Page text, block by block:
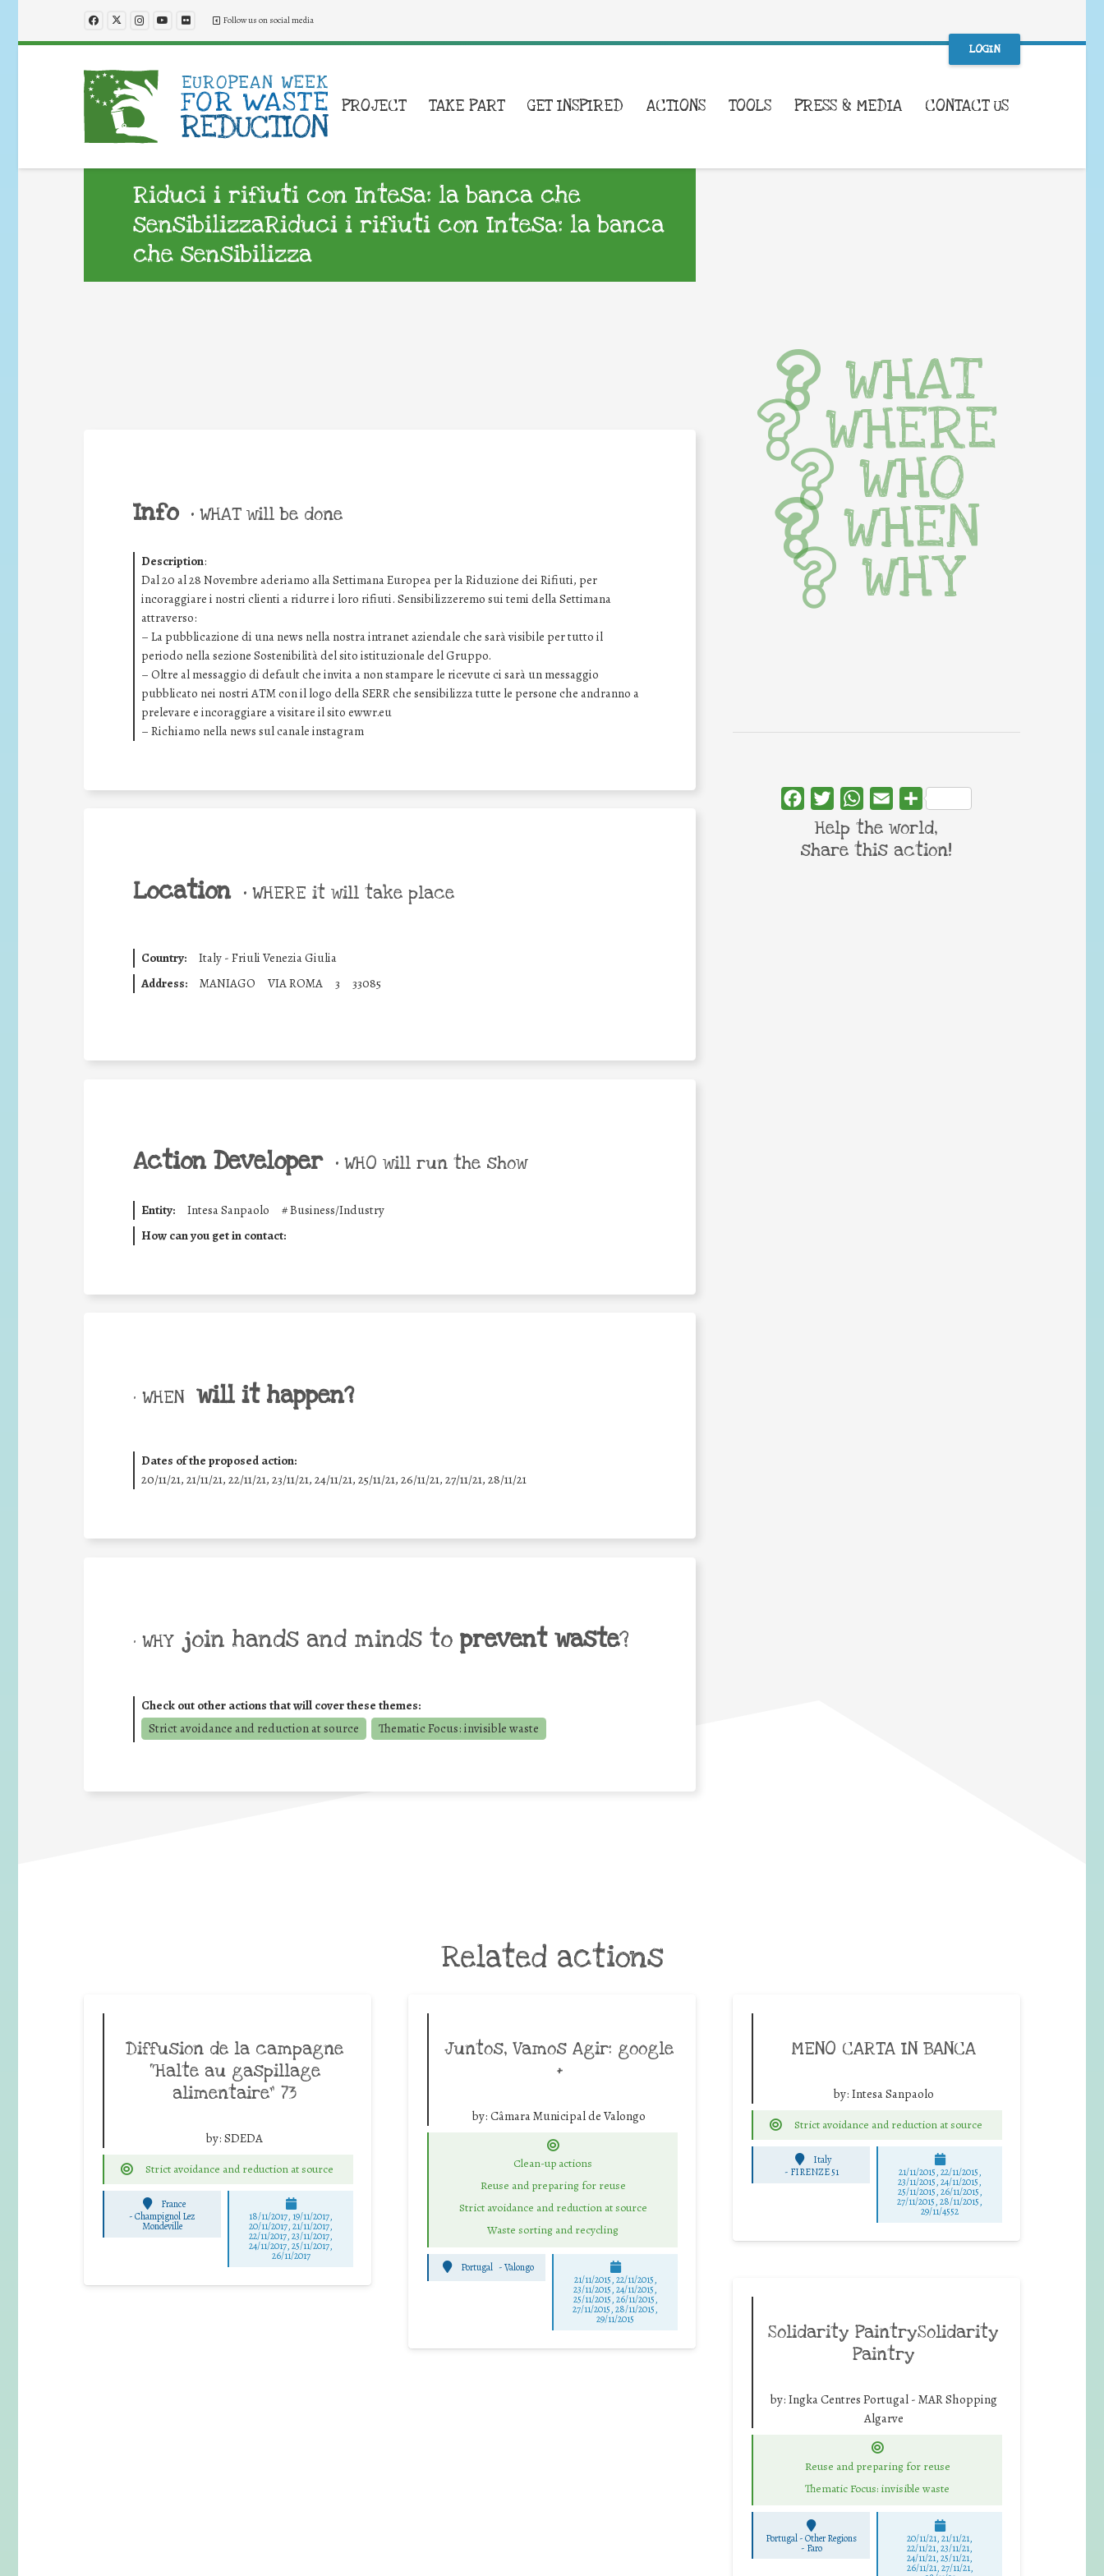
Follow us on social media
LOGIN
PROJECT TAKE PART GET INSPIRED ACTIONS TOOLS PRESS & MEDIA CONTACT US
Riduci i rifiuti con Intesa: la banca che
sensibilizzaRiduci i rifiuti con Intesa: la banca
che sensibilizza
Info • WHAT will be done
Description:
Dal 20 al 28 Novembre aderiamo alla Settimana Europea per la Riduzione dei Rifiuti, per
incoraggiare i nostri clienti a ridurre i loro rifiuti. Sensibilizzeremo sui temi della Settimana
attraverso:
– La pubblicazione di una news nella nostra intranet aziendale che sarà visibile per tutto il
periodo nella sezione Sostenibilità del sito istituzionale del Gruppo.
– Oltre al messaggio di default che invita a non stampare le ricevute ci sarà un messaggio
pubblicato nei nostri ATM con il logo della SERR che sensibilizza tutte le persone che andranno a
prelevare e incoraggiare a visitare il sito ewwr.eu
– Richiamo nella news sul canale instagram
Location • WHERE it will take place
Country:
Italy - Friuli Venezia Giulia
Address:
MANIAGO VIA ROMA 3 33085
Action Developer • WHO will run the show
Entity: Intesa Sanpaolo #Business/Industry
How can you get in contact:
• WHEN will it happen?
Dates of the proposed action:
20/11/21, 21/11/21, 22/11/21, 23/11/21, 24/11/21, 25/11/21, 26/11/21, 27/11/21, 28/11/21
• WHY join hands and minds to prevent waste?
Check out other actions that will cover these themes:
Strict avoidance and reduction at source
Thematic Focus: invisible waste
WHAT
WHERE
WHO
WHEN
WHY
FacebookTwitterWhatsApp
Email Share
Help the world,
share this action!
Related actions
Diffusion de la campagne
“Halte au gaspillage
alimentaire” 73
by: SDEDA
Strict avoidance and reduction at source
France
-Champignol Lez
Mondeville
18/11/2017, 19/11/2017,
20/11/2017, 21/11/2017,
22/11/2017, 23/11/2017,
24/11/2017, 25/11/2017,
26/11/2017
Juntos, Vamos Agir: google
+
by: Câmara Municipal de Valongo
Clean-up actions
Reuse and preparing for reuse
Strict avoidance and reduction at source
Waste sorting and recycling
Portugal -Valongo
21/11/2015, 22/11/2015,
23/11/2015, 24/11/2015,
25/11/2015, 26/11/2015,
27/11/2015, 28/11/2015,
29/11/2015
MENO CARTA IN BANCA
by: Intesa Sanpaolo
Strict avoidance and reduction at source
Italy
- FIRENZE 51 21/11/2015, 22/11/2015,
23/11/2015, 24/11/2015,
25/11/2015, 26/11/2015,
27/11/2015, 28/11/2015,
29/11/4552
Solidarity PaintrySolidarity
Paintry
by: Ingka Centres Portugal - MAR Shopping
Algarve
Reuse and preparing for reuse
Thematic Focus: invisible waste
Portugal - Other Regions
- Faro
20/11/21, 21/11/21,
22/11/21, 23/11/21,
24/11/21, 25/11/21,
26/11/21, 27/11/21,